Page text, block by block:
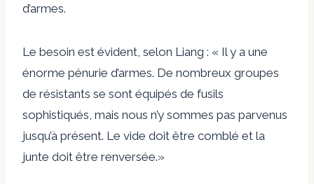
d’armes.
Le besoin est évident, selon Liang : « Il y a une
énorme pénurie d’armes. De nombreux groupes
de résistants se sont équipés de fusils
sophistiqués, mais nous n’y sommes pas parvenus
jusqu’à présent. Le vide doit être comblé et la
junte doit être renversée.»